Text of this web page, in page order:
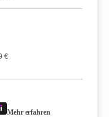
€
Mehr erfahren